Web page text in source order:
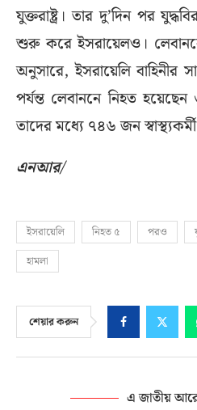
যুক্তরাষ্ট্র। তার দু’দিন পর
শুরু করে ইসরায়েলও।
অনুসারে, ইসরায়েলি বাহিনীর
পর্যন্ত লেবাননে নিহত
তাদের মধ্যে ৭৪৬ জন
এনআর/
ইসরায়েলি নিহত ৫ পরও
হামলা
শেয়ার করুন
এ জাতীয়